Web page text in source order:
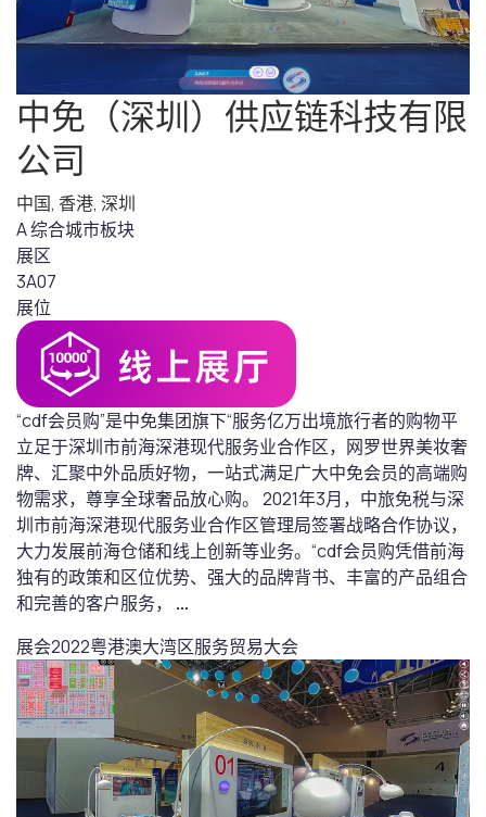
中免（深圳）供应链科技有限
公司
中国, 香港, 深圳
A 综合城市板块
展区
3A07
展位
“cdf会员购”是中免集团旗下“服务亿万出境旅行者的购物平
立足于深圳市前海深港现代服务业合作区，网罗世界美妆奢
牌、汇聚中外品质好物，一站式满足广大中免会员的高端购
物需求，尊享全球奢品放心购。 2021年3月，中旅免税与深
圳市前海深港现代服务业合作区管理局签署战略合作协议，
大力发展前海仓储和线上创新等业务。“cdf会员购凭借前海
独有的政策和区位优势、强大的品牌背书、丰富的产品组合
和完善的客户服务， ...
展会2022粤港澳大湾区服务贸易大会